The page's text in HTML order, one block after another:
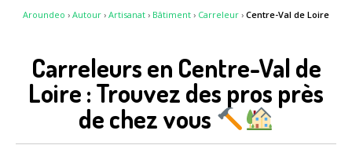
Aroundeo › Autour › Artisanat › Bâtiment › Carreleur › Centre-Val de Loire
Carreleurs en Centre-Val de
Loire : Trouvez des pros près
de chez vous